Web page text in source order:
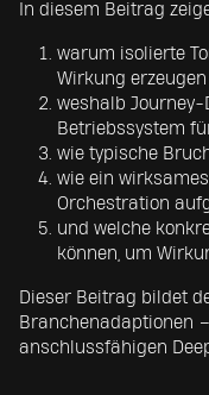
In diesem Beitrag
warum isolierte
Wirkung erzeugen
weshalb
Betriebssystem
wie typische
wie ein
Orchestration
und welche
können, um
Dieser Beitrag bildet
Branchenadaptionen
anschlussfähigen